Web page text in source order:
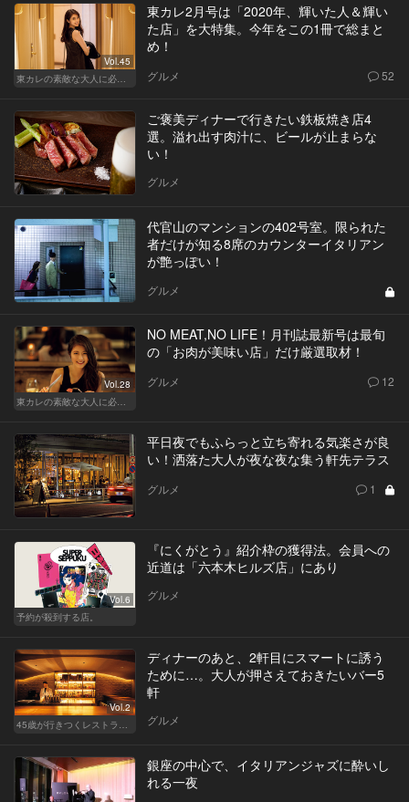
Vol.45
東カレ2月号は「2020年、輝いた人＆輝い
た店」を大特集。今年をこの1冊で総まと
め！
グルメ 52
ご褒美ディナーで行きたい鉄板焼き店4
選。溢れ出す肉汁に、ビールが止まらな
い！
グルメ
代官山のマンションの402号室。限られた
者だけが知る8席のカウンターイタリアン
が艶っぽい！
グルメ
Vol.28
NO MEAT,NO LIFE！月刊誌最新号は最旬
の「お肉が美味い店」だけ厳選取材！
グルメ 12
平日夜でもふらっと立ち寄れる気楽さが良
い！洒落た大人が夜な夜な集う軒先テラス
グルメ 1
Vol.6
予約が殺到する店。
『にくがとう』紹介枠の獲得法。会員への
近道は「六本木ヒルズ店」にあり
グルメ
Vol.2
ディナーのあと、2軒目にスマートに誘う
ために…。大人が押さえておきたいバー5
軒
グルメ
銀座の中心で、イタリアンジャズに酔いし
れる一夜